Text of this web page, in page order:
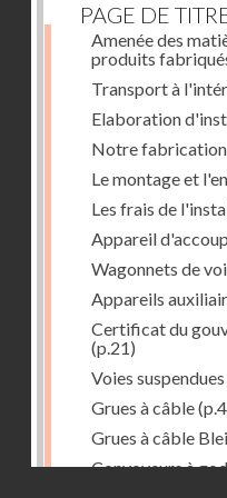
PAGE DE
Amenée des
produits
Transport à
Elaboration
Notre fabrication
Le montage et
Les frais de
Appareil
Wagonnets de
Appareils
Certificat du
(p.21)
Voies
Grues à câble
Grues à câble
Convoyeurs à